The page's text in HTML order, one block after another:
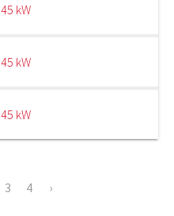
45 kW
45 kW
45 kW
3 4